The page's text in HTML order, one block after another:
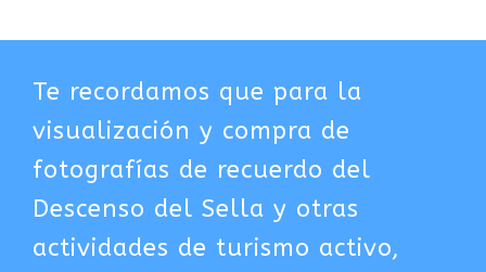
Te recordamos que para la
visualización y compra de
fotografías de recuerdo del
Descenso del Sella y otras
actividades de turismo activo,